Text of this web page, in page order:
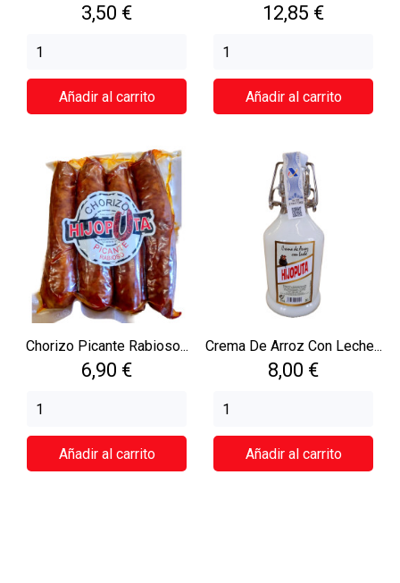
Precio
3,50 €
Añadir al carrito
Precio
12,85 €
Añadir al carrito
Chorizo Picante Rabioso...
Precio
6,90 €
Añadir al carrito
Crema De Arroz Con Leche...
Precio
8,00 €
Añadir al carrito